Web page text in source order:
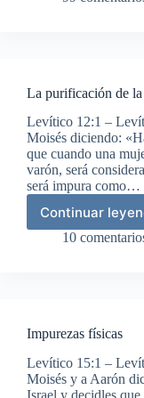
La purificación de
Levítico 12:1 –
Moisés diciendo:
que cuando una
varón, será
será impura como…
ContinuarLa
parto
10
Impurezas físicas
Levítico 15:1 –
Moisés y a Aarón